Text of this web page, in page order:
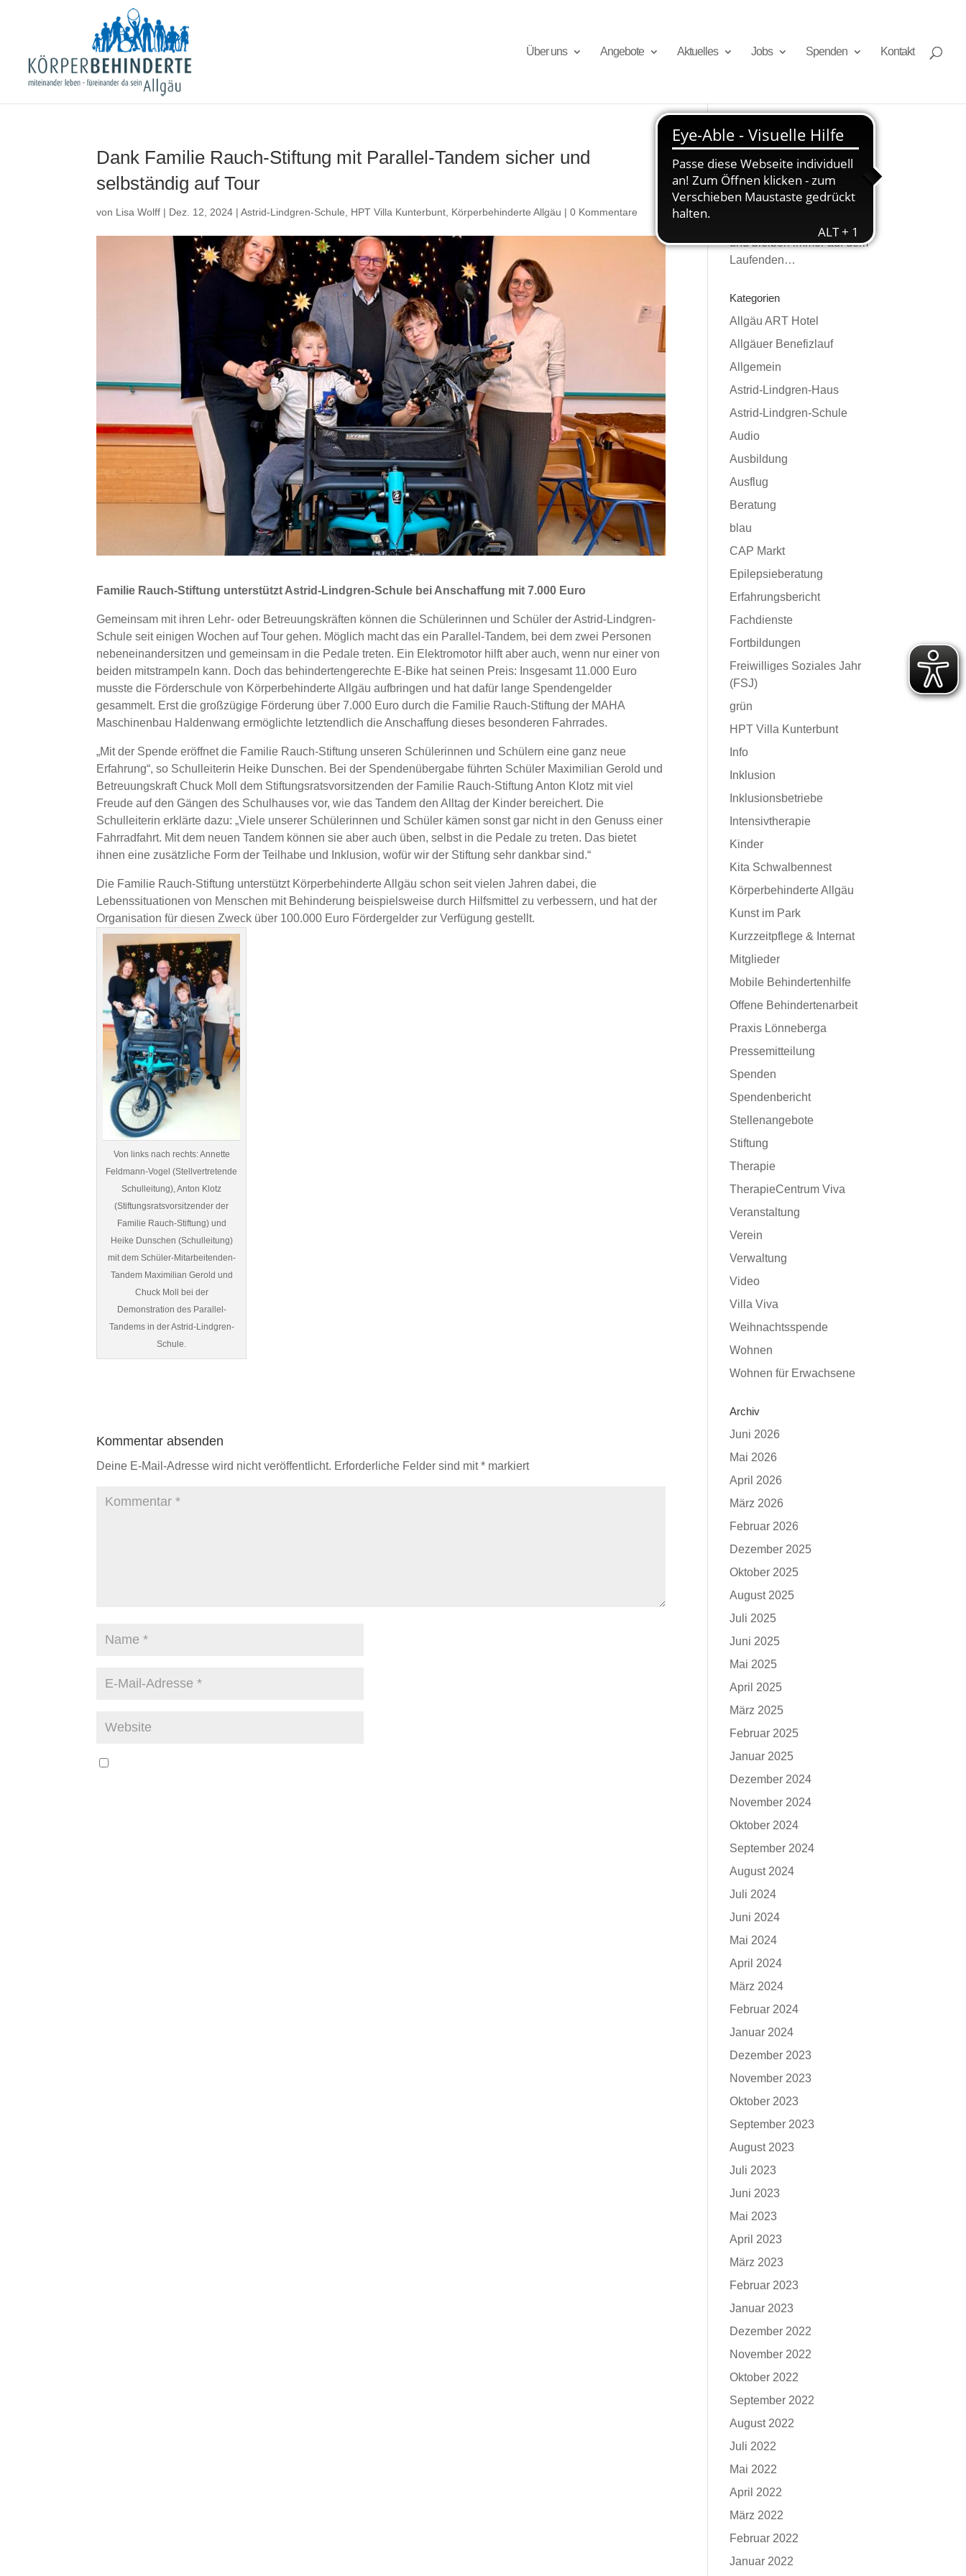
Über uns Angebote Aktuelles Jobs Spenden Kontakt
Dank Familie Rauch-Stiftung mit Parallel-Tandem sicher und
selbständig auf Tour
von Lisa Wolff | Dez. 12, 2024 |Astrid-Lindgren-Schule HPT Villa Kunterbunt Körperbehinderte Allgäu |0 Kommentare
Familie Rauch-Stiftung unterstützt Astrid-Lindgren-Schule bei Anschaffung mit 7.000 Euro
Gemeinsam mit ihren Lehr- oder Betreuungskräften können die Schülerinnen und Schüler der Astrid-Lindgren-
Schule seit einigen Wochen auf Tour gehen. Möglich macht das ein Parallel-Tandem, bei dem zwei Personen
nebeneinandersitzen und gemeinsam in die Pedale treten. Ein Elektromotor hilft aber auch, wenn nur einer von
beiden mitstrampeln kann. Doch das behindertengerechte E-Bike hat seinen Preis: Insgesamt 11.000 Euro
musste die Förderschule von Körperbehinderte Allgäu aufbringen und hat dafür lange Spendengelder
gesammelt. Erst die großzügige Förderung über 7.000 Euro durch die Familie Rauch-Stiftung der MAHA
Maschinenbau Haldenwang ermöglichte letztendlich die Anschaffung dieses besonderen Fahrrades.
„Mit der Spende eröffnet die Familie Rauch-Stiftung unseren Schülerinnen und Schülern eine ganz neue
Erfahrung“, so Schulleiterin Heike Dunschen. Bei der Spendenübergabe führten Schüler Maximilian Gerold und
Betreuungskraft Chuck Moll dem Stiftungsratsvorsitzenden der Familie Rauch-Stiftung Anton Klotz mit viel
Freude auf den Gängen des Schulhauses vor, wie das Tandem den Alltag der Kinder bereichert. Die
Schulleiterin erklärte dazu: „Viele unserer Schülerinnen und Schüler kämen sonst gar nicht in den Genuss einer
Fahrradfahrt. Mit dem neuen Tandem können sie aber auch üben, selbst in die Pedale zu treten. Das bietet
ihnen eine zusätzliche Form der Teilhabe und Inklusion, wofür wir der Stiftung sehr dankbar sind.“
Die Familie Rauch-Stiftung unterstützt Körperbehinderte Allgäu schon seit vielen Jahren dabei, die
Lebenssituationen von Menschen mit Behinderung beispielsweise durch Hilfsmittel zu verbessern, und hat der
Organisation für diesen Zweck über 100.000 Euro Fördergelder zur Verfügung gestellt.
Von links nach rechts: Annette
Feldmann-Vogel (Stellvertretende
Schulleitung), Anton Klotz
(Stiftungsratsvorsitzender der
Familie Rauch-Stiftung) und
Heike Dunschen (Schulleitung)
mit dem Schüler-Mitarbeitenden-
Tandem Maximilian Gerold und
Chuck Moll bei der
Demonstration des Parallel-
Tandems in der Astrid-Lindgren-
Schule.
Kommentar absenden
Deine E-Mail-Adresse wird nicht veröffentlicht. Erforderliche Felder sind mit* markiert
Newsletter
Melden Sie sich an
und bleiben immer auf dem
Laufenden…
Kategorien
Allgäu ART Hotel
Allgäuer Benefizlauf
Allgemein
Astrid-Lindgren-Haus
Astrid-Lindgren-Schule
Audio
Ausbildung
Ausflug
Beratung
blau
CAP Markt
Epilepsieberatung
Erfahrungsbericht
Fachdienste
Fortbildungen
Freiwilliges Soziales Jahr
(FSJ)
grün
HPT Villa Kunterbunt
Info
Inklusion
Inklusionsbetriebe
Intensivtherapie
Kinder
Kita Schwalbennest
Körperbehinderte Allgäu
Kunst im Park
Kurzzeitpflege & Internat
Mitglieder
Mobile Behindertenhilfe
Offene Behindertenarbeit
Praxis Lönneberga
Pressemitteilung
Spenden
Spendenbericht
Stellenangebote
Stiftung
Therapie
TherapieCentrum Viva
Veranstaltung
Verein
Verwaltung
Video
Villa Viva
Weihnachtsspende
Wohnen
Wohnen für Erwachsene
Archiv
Juni 2026
Mai 2026
April 2026
März 2026
Februar 2026
Dezember 2025
Oktober 2025
August 2025
Juli 2025
Juni 2025
Mai 2025
April 2025
März 2025
Februar 2025
Januar 2025
Dezember 2024
November 2024
Oktober 2024
September 2024
August 2024
Juli 2024
Juni 2024
Mai 2024
April 2024
März 2024
Februar 2024
Januar 2024
Dezember 2023
November 2023
Oktober 2023
September 2023
August 2023
Juli 2023
Juni 2023
Mai 2023
April 2023
März 2023
Februar 2023
Januar 2023
Dezember 2022
November 2022
Oktober 2022
September 2022
August 2022
Juli 2022
Mai 2022
April 2022
März 2022
Februar 2022
Januar 2022